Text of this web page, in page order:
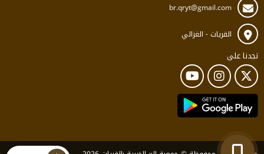
br.qryt@gmail.com
القريات - الغزالي
تجدنا على